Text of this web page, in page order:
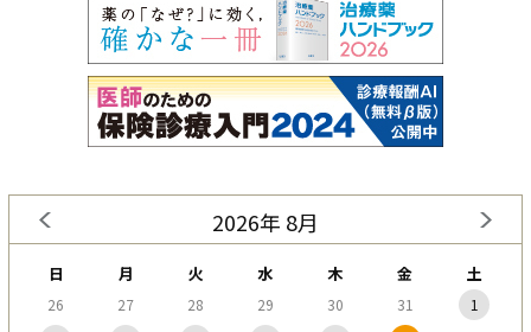
2026年 8月
日 月 火 水 木 金 土
26 27 28 29 30 31
1